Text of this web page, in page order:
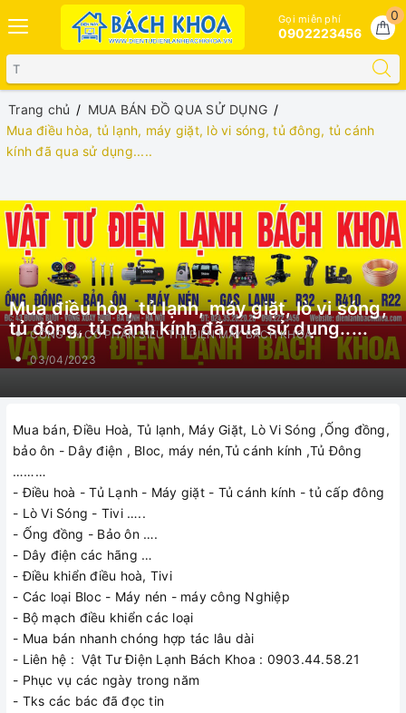
0
Gọi miễn phí
0902223456
Trang chủ
MUA BÁN ĐỒ QUA SỬ DỤNG
Mua điều hòa, tủ lạnh, máy giặt, lò vi sóng, tủ đông, tủ cánh
kính đã qua sử dụng.....
Mua điều hòa, tủ lạnh, máy giặt, lò vi sóng,
tủ đông, tủ cánh kính đã qua sử dụng.....
CÔNG TY CỔ PHẦN SIÊU THỊ ĐIỆN MÁY BÁCH KHOA
03/04/2023
Mua bán, Điều Hoà, Tủ lạnh, Máy Giặt, Lò Vi Sóng ,Ống đồng,
bảo ôn - Dây điện , Bloc, máy nén,Tủ cánh kính ,Tủ Đông
………
- Điều hoà - Tủ Lạnh - Máy giặt - Tủ cánh kính - tủ cấp đông
- Lò Vi Sóng - Tivi …..
- Ống đồng - Bảo ôn ….
- Dây điện các hãng …
- Điều khiển điều hoà, Tivi
- Các loại Bloc - Máy nén - máy công Nghiệp
- Bộ mạch điều khiển các loại
- Mua bán nhanh chóng hợp tác lâu dài
- Liên hệ : Vật Tư Điện Lạnh Bách Khoa : 0903.44.58.21
- Phục vụ các ngày trong năm
- Tks các bác đã đọc tin